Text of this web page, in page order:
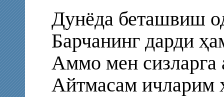
Дунёда беташвиш
Барчанинг дарди
Аммо мен сизларга
Айтмасам ичларим